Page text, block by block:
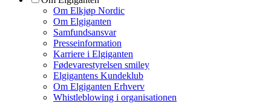
Om Elkjøp Nordic
Om Elgiganten
Samfundsansvar
Presseinformation
Karriere i Elgiganten
Fødevarestyrelsen smiley
Elgigantens Kundeklub
Om Elgiganten Erhverv
Whistleblowing i organisationen